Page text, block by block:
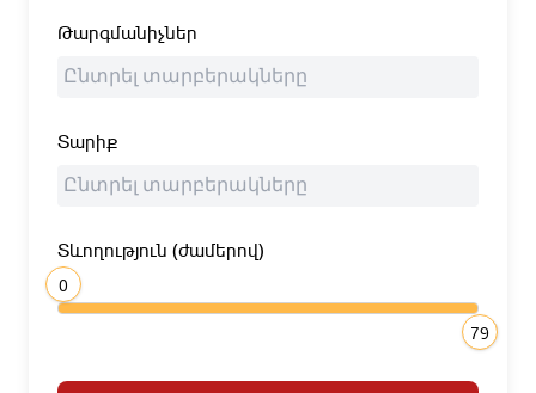
Թարգմանիչներ
Տարիք
Տևողություն (ժամերով)
0
79